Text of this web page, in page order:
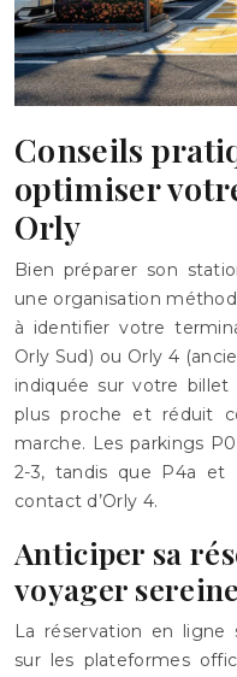
Conseils
optimiser
Orly
Bien préparer son
une organisation
à identifier votre
Orly Sud) ou Orly 4
indiquée sur votre billet
plus proche et réduit
marche. Les parkings
2-3, tandis que P4a et
contact d’Orly 4.
Anticiper sa
voyager
La réservation en ligne
sur les plateformes